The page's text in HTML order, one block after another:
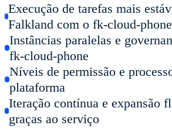
Execução de tarefas mais
Falkland com o fk-cloud-phone
Instâncias paralelas e
fk-cloud-phone
Níveis de permissão e
plataforma
Iteração contínua e expansão
graças ao serviço